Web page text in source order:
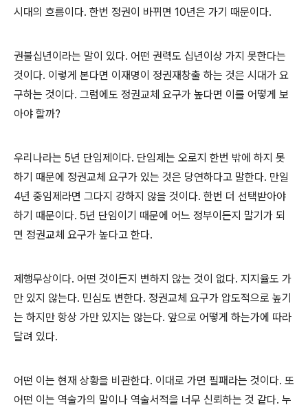
시대의 흐름이다. 한번 정권이 바뀌면 10년은 가기 때문이다.
권불십년이라는 말이 있다. 어떤 권력도 십년이상 가지 못한다는
것이다. 이렇게 본다면 이재명이 정권재창출 하는 것은 시대가 요
구하는 것이다. 그럼에도 정권교체 요구가 높다면 이를 어떻게 보
아야 할까?
우리나라는 5년 단임제이다. 단임제는 오로지 한번 밖에 하지 못
하기 때문에 정권교체 요구가 있는 것은 당연하다고 말한다. 만일
4년 중임제라면 그다지 강하지 않을 것이다. 한번 더 선택받아야
하기 때문이다. 5년 단임이기 때문에 어느 정부이든지 말기가 되
면 정권교체 요구가 높다고 한다.
제행무상이다. 어떤 것이든지 변하지 않는 것이 없다. 지지율도 가
만 있지 않는다. 민심도 변한다. 정권교체 요구가 압도적으로 높기
는 하지만 항상 가만 있지는 않는다. 앞으로 어떻게 하는가에 따라
달려 있다.
어떤 이는 현재 상황을 비관한다. 이대로 가면 필패라는 것이다. 또
어떤 이는 역술가의 말이나 역술서적을 너무 신뢰하는 것 같다. 누